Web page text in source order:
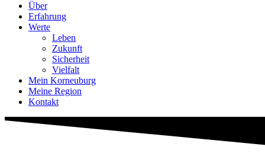
Über
Erfahrung
Werte
Leben
Zukunft
Sicherheit
Vielfalt
Mein Korneuburg
Meine Region
Kontakt